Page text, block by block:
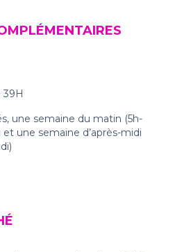
une semaine du matin (5h-
une semaine d’après-midi